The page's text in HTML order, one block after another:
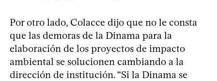
Por otro lado, Colacce dijo que no le consta
que las demoras de la Dinama para la
elaboración de los proyectos de impacto
ambiental se solucionen cambiando a la
dirección de institución. “Si la Dinama se